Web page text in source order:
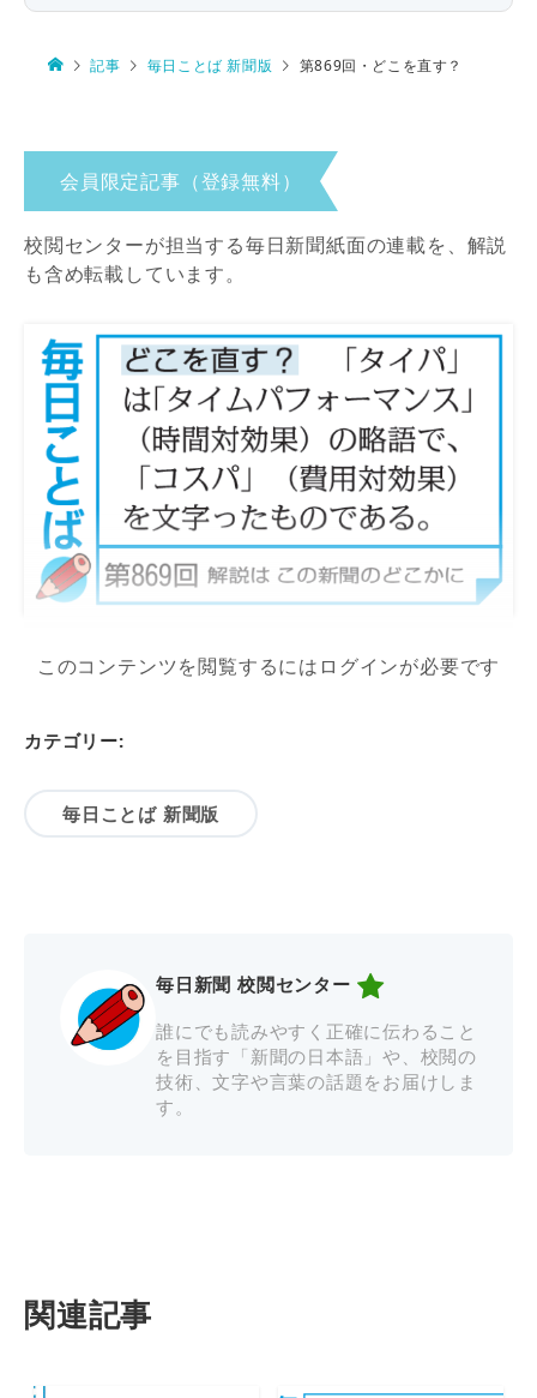
記事 毎日ことば 新聞版 第869回・どこを直す？
会員限定記事（登録無料）
校閲センターが担当する毎日新聞紙面の連載を、解説
も含め転載しています。
このコンテンツを閲覧するにはログインが必要です
カテゴリー:
毎日ことば 新聞版
毎日新聞 校閲センター
誰にでも読みやすく正確に伝わること
を目指す「新聞の日本語」や、校閲の
技術、文字や言葉の話題をお届けしま
す。
関連記事